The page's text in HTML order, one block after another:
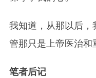
我知道，从那以后，
管那只是上帝医治和
笔者后记